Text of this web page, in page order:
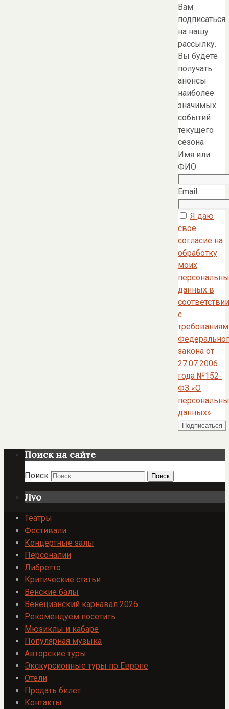
Вам
подписаться
на нашу
рассылку.
Вы будете
получать
анонсы
наиболее
значимых
событий
текущего
сезона
Имя или
ФИО
Email
Я даю
своё
согласие на
обработку
моих
данных в
соответствии
с
закона от
27.07.2006
года №152-
ФЗ «О
данных»
Поиск на сайте
Поиск Поиск
Jivo
Театры
Фестивали
Концертные залы
Персоналии
Либретто
Критические статьи
Венские балы
Венецианский карнавал 2026
Рекомендуем посетить
Мюзиклы и кабаре
Популярная музыка
Авторские туры
Экскурсионные туры по Европе
Отели
Продать билет
Контакты